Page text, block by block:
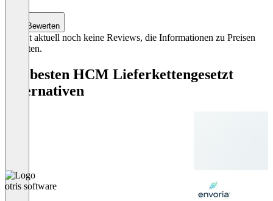
Bewerten
Es gibt aktuell noch keine Reviews, die Informationen zu Preisen
enthalten.
Die besten HCM Lieferkettengesetzt
Alternativen
otris software